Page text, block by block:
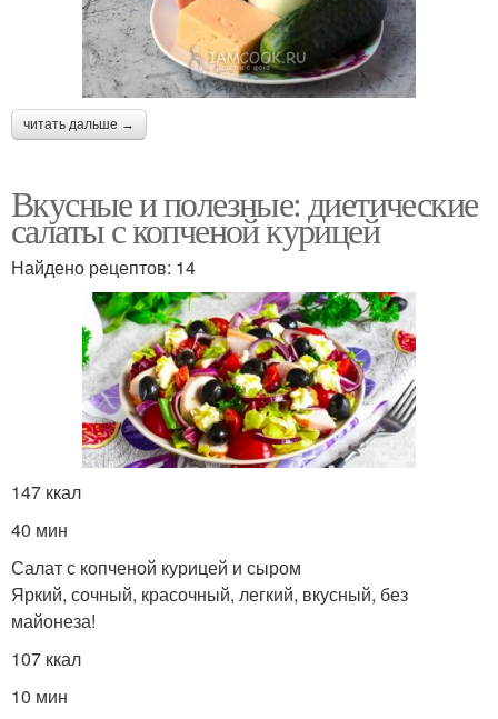
читать дальше →
Вкусные и полезные: диетические
салаты с копченой курицей
Найдено рецептов: 14
147 ккал
40 мин
Салат с копченой курицей и сыром
Яркий, сочный, красочный, легкий, вкусный, без
майонеза!
107 ккал
10 мин